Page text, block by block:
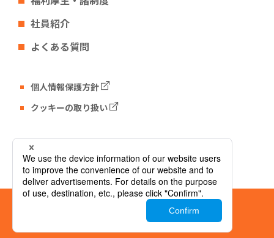
社員紹介
よくある質問
個人情報保護方針
クッキーの取り扱い
Tech Fun コーポレートサイト
© Tech Fun Corporation